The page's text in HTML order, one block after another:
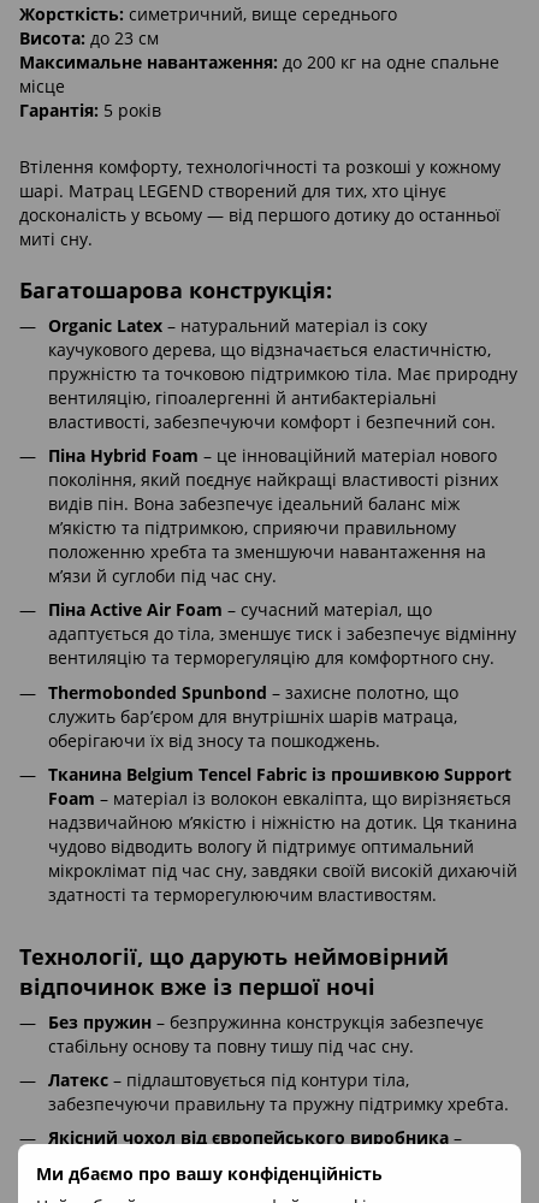
Ми дбаємо про вашу конфіденційність
Жорсткість: симетричний, вище середнього
Висота: до 23 см
Максимальне навантаження: до 200 кг на одне спальне
місце
Гарантія: 5 років
Втілення комфорту, технологічності та розкоші у кожному
шарі. Матрац LEGEND створений для тих, хто цінує
досконалість у всьому — від першого дотику до останньої
миті сну.
Багатошарова конструкція:
Organic Latex – натуральний матеріал із соку
каучукового дерева, що відзначається еластичністю,
пружністю та точковою підтримкою тіла. Має природну
вентиляцію, гіпоалергенні й антибактеріальні
властивості, забезпечуючи комфорт і безпечний сон.
Піна Hybrid Foam – це інноваційний матеріал нового
покоління, який поєднує найкращі властивості різних
видів пін. Вона забезпечує ідеальний баланс між
м’якістю та підтримкою, сприяючи правильному
положенню хребта та зменшуючи навантаження на
м’язи й суглоби під час сну.
Піна Active Air Foam – сучасний матеріал, що
адаптується до тіла, зменшує тиск і забезпечує відмінну
вентиляцію та терморегуляцію для комфортного сну.
Thermobonded Spunbond – захисне полотно, що
служить бар’єром для внутрішніх шарів матраца,
оберігаючи їх від зносу та пошкоджень.
Тканина Belgium Tencel Fabric із прошивкою Support
Foam – матеріал із волокон евкаліпта, що вирізняється
надзвичайною м’якістю і ніжністю на дотик. Ця тканина
чудово відводить вологу й підтримує оптимальний
мікроклімат під час сну, завдяки своїй високій дихаючій
здатності та терморегулюючим властивостям.
Технології, що дарують неймовірний
відпочинок вже із першої ночі
Без пружин – безпружинна конструкція забезпечує
стабільну основу та повну тишу під час сну.
Латекс – підлаштовується під контури тіла,
забезпечуючи правильну та пружну підтримку хребта.
Якісний чохол від європейського виробника –
високоякісна бельгійська тканина, виготовлена з
волокон Tencel, відомих своєю м’якістю, міцністю та